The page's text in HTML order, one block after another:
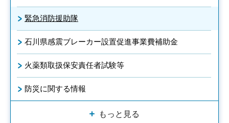
緊急消防援助隊
石川県感震ブレーカー設置促進事業費補助金
火薬類取扱保安責任者試験等
防災に関する情報
もっと見る